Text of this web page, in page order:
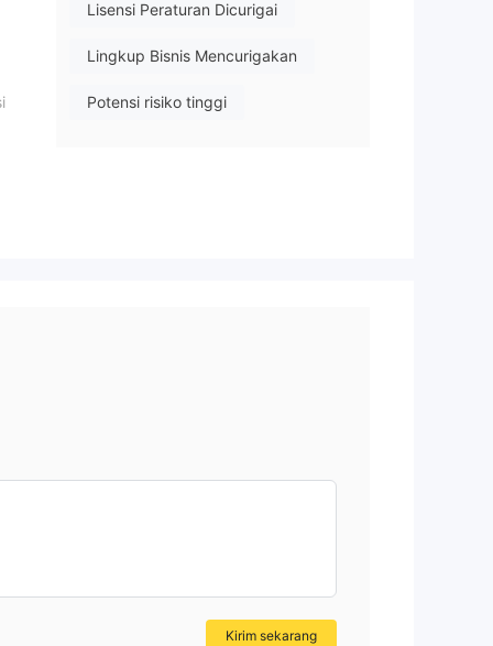
Lisensi Peraturan Dicurigai
Lingkup Bisnis Mencurigakan
Potensi risiko tinggi
Kirim sekarang